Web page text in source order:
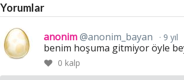
Yorumlar
anonim@anonim_bayan 9 yıl
benim hoşuma gitmiyor öyle
0 kalp